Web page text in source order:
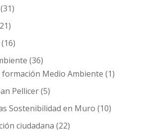
(31)
(16)
(36)
formación Medio Ambiente (1)
Pellicer(5)
Sostenibilidad en Muro (10)
ciudadana (22)